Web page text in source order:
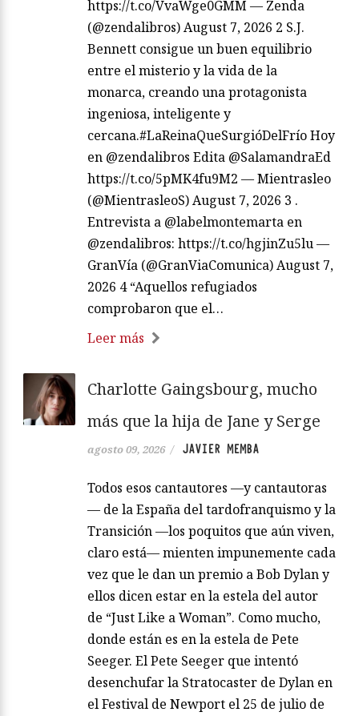
https://t.co/VvaWge0GMM — Zenda
(@zendalibros) August 7, 2026 2 S.J.
Bennett consigue un buen equilibrio
entre el misterio y la vida de la
monarca, creando una protagonista
ingeniosa, inteligente y
cercana.#LaReinaQueSurgióDelFrío Hoy
en @zendalibros Edita @SalamandraEd
https://t.co/5pMK4fu9M2 — Mientrasleo
(@MientrasleoS) August 7, 2026 3 .
Entrevista a @labelmontemarta en
@zendalibros: https://t.co/hgjinZu5lu —
GranVía (@GranViaComunica) August 7,
2026 4 “Aquellos refugiados
comprobaron que el…
Leer más
Charlotte Gaingsbourg, mucho
más que la hija de Jane y Serge
agosto 09, 2026 / JAVIER MEMBA
Todos esos cantautores —y cantautoras
— de la España del tardofranquismo y la
Transición —los poquitos que aún viven,
claro está— mienten impunemente cada
vez que le dan un premio a Bob Dylan y
ellos dicen estar en la estela del autor
de “Just Like a Woman”. Como mucho,
donde están es en la estela de Pete
Seeger. El Pete Seeger que intentó
desenchufar la Stratocaster de Dylan en
el Festival de Newport el 25 de julio de